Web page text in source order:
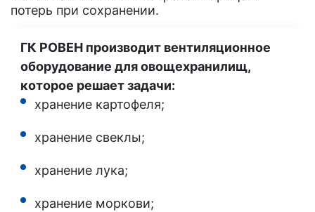
потерь при сохранении.
ГК РОВЕН производит вентиляционное
оборудование для овощехранилищ,
которое решает задачи:
хранение картофеля;
хранение свеклы;
хранение лука;
хранение моркови;